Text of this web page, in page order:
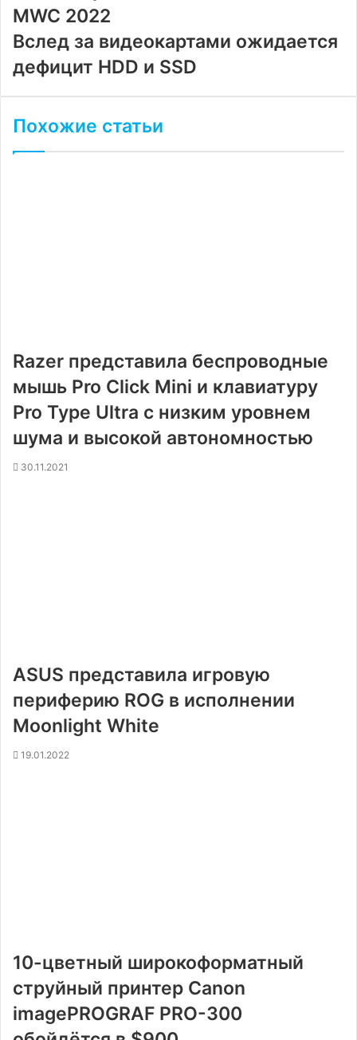
MWC 2022
Вслед за видеокартами ожидается
дефицит HDD и SSD
Похожие статьи
Razer представила беспроводные
мышь Pro Click Mini и клавиатуру
Pro Type Ultra с низким уровнем
шума и высокой автономностью
30.11.2021
ASUS представила игровую
периферию ROG в исполнении
Moonlight White
19.01.2022
10-цветный широкоформатный
струйный принтер Canon
imagePROGRAF PRO-300